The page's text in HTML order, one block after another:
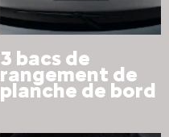
3 bacs de
rangement de
planche de bord